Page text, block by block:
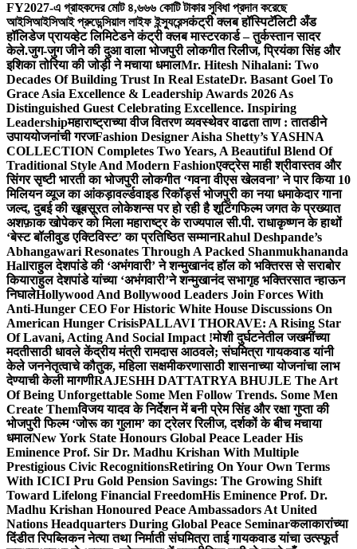
FY2027-এ গ্রাহকদের মোট ৪,৬৬৬ কোটি টাকার সুবিধা প্রদান করেছে
আইসিআইসিআই প্রুডেন্সিয়াল লাইফ ইন্স্যুরেন্সकंट्री क्लब हॉस्पिटॅलिटी अँड
हॉलिडेज प्रायव्हेट लिमिटेडने कंट्री क्लब मास्टरकार्ड – तुर्कस्तान सादर
केले.जुग-जुग जीने की दुआ वाला भोजपुरी लोकगीत रिलीज, प्रियंका सिंह और
इशिका तोरिया की जोड़ी ने मचाया धमालMr. Hitesh Nihalani: Two
Decades Of Building Trust In Real EstateDr. Basant Goel To
Grace Asia Excellence & Leadership Awards 2026 As
Distinguished Guest Celebrating Excellence. Inspiring
Leadershipमहाराष्ट्राच्या वीज वितरण व्यवस्थेवर वाढता ताण : तातडीने
उपाययोजनांची गरजFashion Designer Aisha Shetty’s YASHNA
COLLECTION Completes Two Years, A Beautiful Blend Of
Traditional Style And Modern Fashionएक्ट्रेस माही श्रीवास्तव और
सिंगर सृष्टी भारती का भोजपुरी लोकगीत ‘गवना वीएस खेलवना’ ने पार किया 10
मिलियन व्यूज का आंकड़ावर्ल्डवाइड रिकॉर्ड्स भोजपुरी का नया धमाकेदार गाना
जल्द, दुबई की खूबसूरत लोकेशन्स पर हो रही है शूटिंगफिल्म जगत के प्रख्यात
अशफ़ाक खोपेकर को मिला महाराष्ट्र के राज्यपाल सी.पी. राधाकृष्णन के हाथों
‘बेस्ट बॉलीवुड एक्टिविस्ट’ का प्रतिष्ठित सम्मानRahul Deshpande’s
Abhangawari Resonates Through A Packed Shanmukhananda
Hallराहुल देशपांडे की ‘अभंगवारी’ ने शन्मुखानंद हॉल को भक्तिरस से सराबोर
कियाराहुल देशपांडे यांच्या ‘अभंगवारी’ने शन्मुखानंद सभागृह भक्तिरसात न्हाऊन
निघालेHollywood And Bollywood Leaders Join Forces With
Anti-Hunger CEO For Historic White House Discussions On
American Hunger CrisisPALLAVI THORAVE: A Rising Star
Of Lavani, Acting And Social Impact !मोशी दुर्घटनेतील जखमींच्या
मदतीसाठी धावले केंद्रीय मंत्री रामदास आठवले; संघमित्रा गायकवाड यांनी
केले जननेतृत्वाचे कौतुक, महिला सक्षमीकरणासाठी शासनाच्या योजनांचा लाभ
देण्याची केली मागणीRAJESHH DATTATRYA BHUJLE The Art
Of Being Unforgettable Some Men Follow Trends. Some Men
Create Themविजय यादव के निर्देशन में बनी प्रेम सिंह और रक्षा गुप्ता की
भोजपुरी फिल्म ‘जोरू का गुलाम’ का ट्रेलर रिलीज, दर्शकों के बीच मचाया
धमालNew York State Honours Global Peace Leader His
Eminence Prof. Sir Dr. Madhu Krishan With Multiple
Prestigious Civic RecognitionsRetiring On Your Own Terms
With ICICI Pru Gold Pension Savings: The Growing Shift
Toward Lifelong Financial FreedomHis Eminence Prof. Dr.
Madhu Krishan Honoured Peace Ambassadors At United
Nations Headquarters During Global Peace Seminarकलाकारांच्या
दिंडीत रिपब्लिकन नेत्या तथा निर्माती संघमित्रा ताई गायकवाड यांचा उत्स्फूर्त